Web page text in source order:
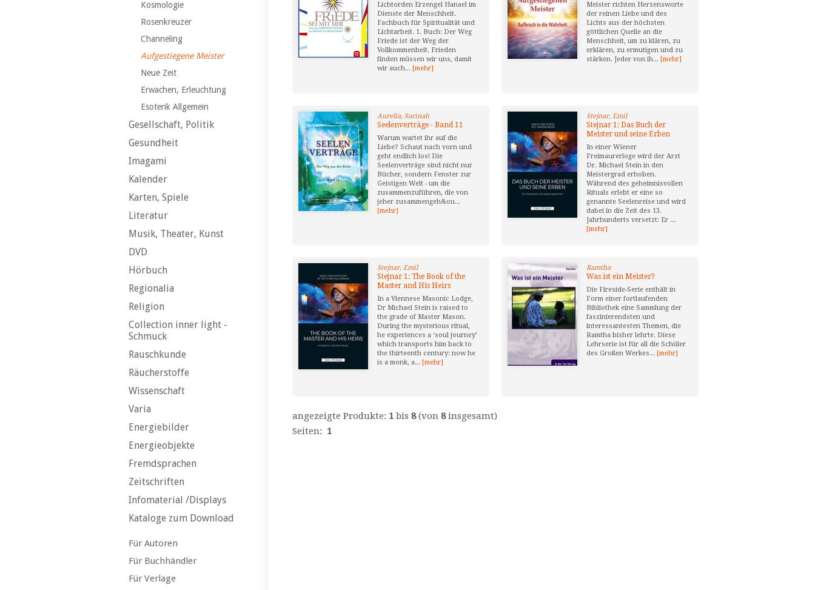
Kosmologie
Rosenkreuzer
Channeling
Aufgestiegene Meister
Neue Zeit
Erwachen, Erleuchtung
Esoterik Allgemein
Gesellschaft, Politik
Gesundheit
Imagami
Kalender
Karten, Spiele
Literatur
Musik, Theater, Kunst
DVD
Hörbuch
Regionalia
Religion
Collection inner light -
Schmuck
Rauschkunde
Räucherstoffe
Wissenschaft
Varia
Energiebilder
Energieobjekte
Fremdsprachen
Zeitschriften
Infomaterial /Displays
Kataloge zum Download
Für Autoren
Für Buchhändler
Für Verlage
Lichtorden Erzengel Hanael im
Dienste der Menschheit.
Fachbuch für Spiritualität und
Lichtarbeit. 1. Buch: Der Weg
Friede ist der Weg der
Vollkommenheit. Frieden
finden müssen wir uns, damit
wir auch... [mehr]
Meister richten Herzensworte
der reinen Liebe und des
Lichts aus der höchsten
göttlichen Quelle an die
Menschheit, um zu klären, zu
erklären, zu ermutigen und zu
stärken. Jeder von ih... [mehr]
Aurelia, Sarinah
Seelenverträge - Band 11
Warum wartet ihr auf die
Liebe? Schaut nach vorn und
geht endlich los! Die
Seelenverträge sind nicht nur
Bücher, sondern Fenster zur
Geistigen Welt - um die
zusammenzuführen, die von
jeher zusammengeh&ou...
[mehr]
Stejnar, Emil
Stejnar 1: Das Buch der
Meister und seine Erben
In einer Wiener
Freimaurerloge wird der Arzt
Dr. Michael Stein in den
Meistergrad erhoben.
Während des geheimnisvollen
Rituals erlebt er eine so
genannte Seelenreise und wird
dabei in die Zeit des 13.
Jahrhunderts versetzt: Er ...
[mehr]
Stejnar, Emil
Stejnar 1: The Book of the
Master and His Heirs
In a Viennese Masonic Lodge,
Dr Michael Stein is raised to
the grade of Master Mason.
During the mysterious ritual,
he experiences a ‘soul journey’
which transports him back to
the thirteenth century: now he
is a monk, a... [mehr]
Ramtha
Was ist ein Meister?
Die Fireside-Serie enthält in
Form einer fortlaufenden
Bibliothek eine Sammlung der
faszinierendsten und
interessantesten Themen, die
Ramtha bisher lehrte. Diese
Lehrserie ist für all die Schüler
des Großen Werkes... [mehr]
angezeigte Produkte: 1 bis 8(von 8insgesamt)
Seiten: 1